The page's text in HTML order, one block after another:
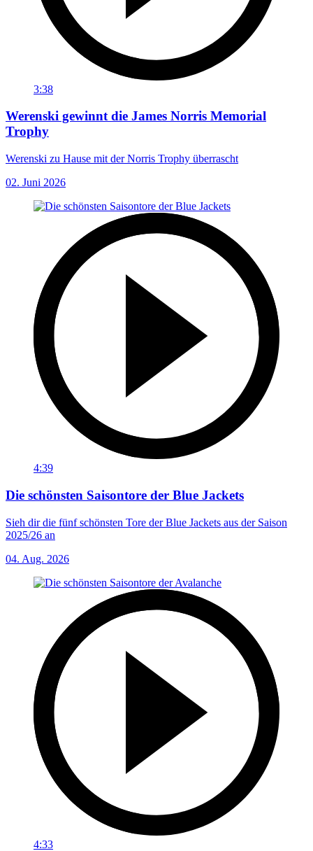
3:38
Werenski gewinnt die James Norris Memorial
Trophy
Werenski zu Hause mit der Norris Trophy überrascht
02. Juni 2026
4:39
Die schönsten Saisontore der Blue Jackets
Sieh dir die fünf schönsten Tore der Blue Jackets aus der Saison
2025/26 an
04. Aug. 2026
4:33